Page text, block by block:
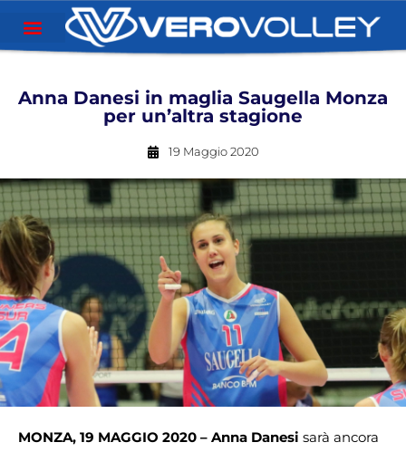
Anna Danesi in maglia Saugella Monza
per un’altra stagione
19 Maggio 2020
MONZA, 19 MAGGIO 2020 – Anna Danesi sarà ancora